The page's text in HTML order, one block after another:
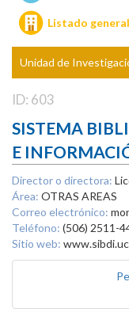
Listado
Unidad de
ID: 603
SISTEMA
E
Director o directora:
Área: OTRAS AREAS
Correo electrónico:
Teléfono: (506) 2511-
Sitio web: